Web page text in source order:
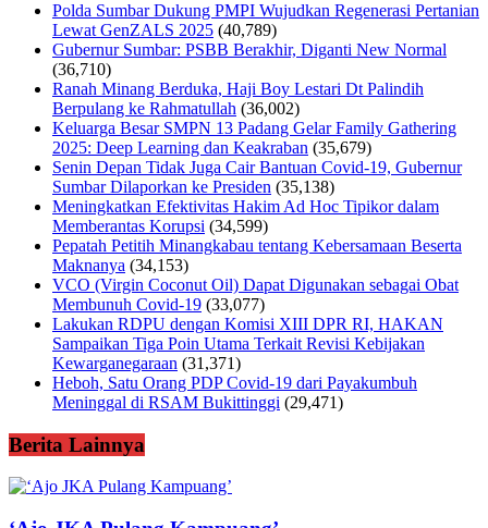
Polda Sumbar Dukung PMPI Wujudkan Regenerasi Pertanian
Lewat GenZALS 2025 (40,789)
Gubernur Sumbar: PSBB Berakhir, Diganti New Normal
(36,710)
Ranah Minang Berduka, Haji Boy Lestari Dt Palindih
Berpulang ke Rahmatullah (36,002)
Keluarga Besar SMPN 13 Padang Gelar Family Gathering
2025: Deep Learning dan Keakraban (35,679)
Senin Depan Tidak Juga Cair Bantuan Covid-19, Gubernur
Sumbar Dilaporkan ke Presiden (35,138)
Meningkatkan Efektivitas Hakim Ad Hoc Tipikor dalam
Memberantas Korupsi (34,599)
Pepatah Petitih Minangkabau tentang Kebersamaan Beserta
Maknanya (34,153)
VCO (Virgin Coconut Oil) Dapat Digunakan sebagai Obat
Membunuh Covid-19 (33,077)
Lakukan RDPU dengan Komisi XIII DPR RI, HAKAN
Sampaikan Tiga Poin Utama Terkait Revisi Kebijakan
Kewarganegaraan (31,371)
Heboh, Satu Orang PDP Covid-19 dari Payakumbuh
Meninggal di RSAM Bukittinggi (29,471)
Berita Lainnya